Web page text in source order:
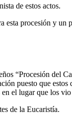
de estos actos.
esta procesión y un
“Procesión del
puesto que estos
el lugar que los vio
de la Eucaristía.